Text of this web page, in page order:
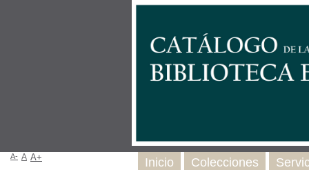
Inicio Colecciones
A- A A+